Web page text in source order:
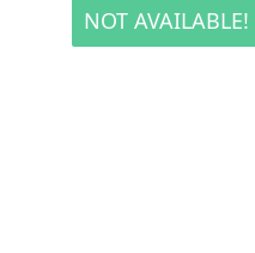
NOT AVAILABLE!